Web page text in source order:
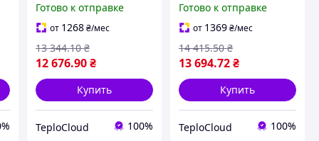
одноконтурный
настенный с насосом и
группой безопасности
Готово к отправке
от 1268 ₴/мес
12 676.90 ₴
13 344.10 ₴
Купить
TeploCloud 100%
одноконтурный
настенный с насосом и
группой безопасности
Готово к отправке
от 1369₴/мес
13 694.72₴
14 415.50 ₴
Купить
TeploCloud 100%